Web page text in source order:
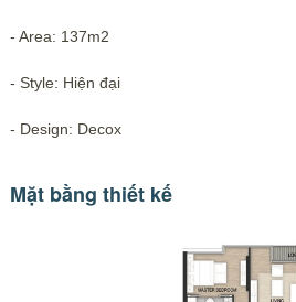
- Area: 137m2
- Style: Hiện đại
- Design: Decox
Mặt bằng thiết kế